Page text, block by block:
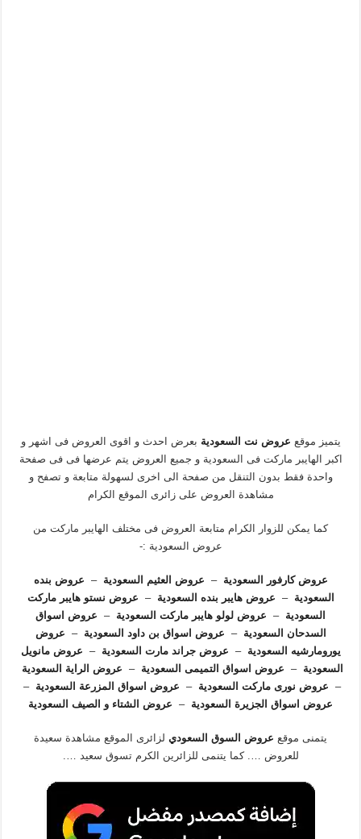
يتميز موقع عروض نت السعوديةبعرض احدث و اقوى العروض فى اشهر و
اكبر الهايبر ماركت فى السعودية و جميع العروض يتم عرضها فى فى صفحة
واحدة فقط بدون التنقل من صفحة الى اخرى لسهولة متابعة و تصفح و
مشاهدة العروض على زائرى الموقع الكرام
كما يمكن للزوار الكرام متابعة العروض فى مختلف الهايبر ماركت من
عروض السعودية :-
عروض كارفور السعودية – عروض العثيم السعودية –
عروض بنده
السعودية – عروض هايبر بنده السعودية –
عروض نستو هايبر ماركت
السعودية – عروض لولو هايبر ماركت السعودية –
عروض اسواق
السدحان السعودية – عروض اسواق بن داود السعودية –
عروض
يورومارشيه السعودية – عروض جراند مارت السعودية –
عروض مانويل
السعودية – عروض اسواق التميمى السعودية –
عروض الراية السعودية
–
عروض نورى ماركت السعودية – عروض اسواق المزرعة السعودية –
عروض اسواق الجزيرة السعودية – عروض الشتاء و الصيف السعودية
يتمنى موقع عروض السوق السعوديلزائرى الموقع مشاهدة سعيدة
للعروض …. كما يتنمى للزائرين الكرم تسوق سعيد ….